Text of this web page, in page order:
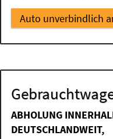
Auto unverbindlich
ABHOLUNG
DEUTSCHLANDWEIT,